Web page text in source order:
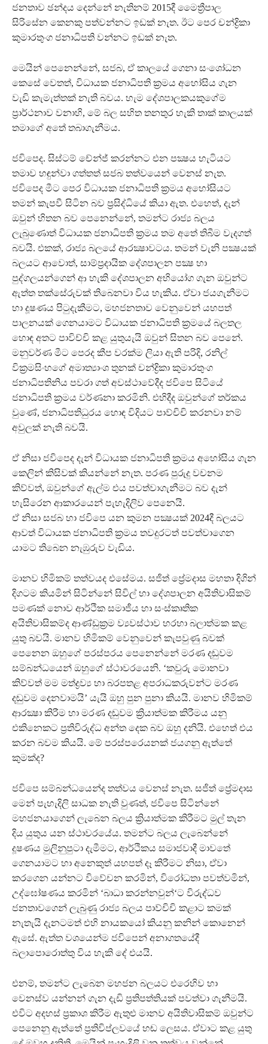
ජනතාව ඡන්දය දෙන්නේ නැතිනම් 2015දී මෛත්‍රීපාල
සිරිසේන කෙනකු පත්වන්නට ඉඩක් නැත. ඊට පෙර චන්ද්‍රිකා
කුමාරතුංග ජනාධිපති වන්නට ඉඩක් නැත.
මෙයින් පෙනෙන්නේ, සජබ, ඒ කාලයේ ගෙනා සංශෝධන
කෙසේ වෙතත්, විධායක ජනාධිපති ක්‍රමය අහෝසිය ගැන
වැඩි කැමැත්තක් නැති බවය. හැම දේශපාලකයකුගේම
ප්‍රාර්ථනාව වනාහි, මේ බල සහිත තනතුර හැකි තාක් කාලයක්
තමාගේ අතේ තබාගැනීමය.
ජවිපෙද. සිස්ටම් චේන්ජ් කරන්නට එන පක්‍ෂය හැටියට
තමාව හඳුන්වා ගත්තත් සජබ තත්වයෙන් වෙනස් නැත.
ජවිපෙද මීට පෙර විධායක ජනාධිපති ක්‍රමය අහෝසියට
තමන් කැපවී සිටින බව ප්‍රසිද්ධියේ කියා ඇත. එහෙත්, දැන්
ඔවුන් හිතන බව පෙනෙන්නේ, තමන්ට රාජ්‍ය බලය
ලැබුණොත් විධායක ජනාධිපති ක්‍රමය තම අතේ තිබීම වැදගත්
බවයි. එකක්, රාජ්‍ය බලයේ ආරක්‍ෂාවටය. තමන් වැනි පක්‍ෂයක්
බලයට ආවොත්, සාම්ප්‍රදායික දේශපාලන පක්‍ෂ හා
පුද්ගලයන්ගෙන් ආ හැකි දේශපාලන අභියෝග ගැන ඔවුන්ට
ඇත්ත තක්සේරුවක් තිබෙනවා විය හැකිය. ඒවා ජයගැනීමට
හා දූෂණය පිටුදැකීමට, මහජනතාව වෙනුවෙන් යහපත්
පාලනයක් ගෙනයාමට විධායක ජනාධිපති ක්‍රමයේ බලතල
හොඳ අතට පාවිච්චි කළ යුතුයැයි ඔවුන් සිතන බව පෙනේ.
මනුවර්ණ මීට පෙරද කීප වරක්ම ලියා ඇති පරිදි, රනිල්
වික්‍රමසිංහගේ අමාත්‍යාංශ තුනක් චන්ද්‍රිකා කුමාරතුංග
ජනාධිපතිනිය පවරා ගත් අවස්ථාවේදීද ජවිපෙ සිටියේ
ජනාධිපති ක්‍රමය වර්ණනා කරමිනි. එහිදීද ඔවුන්ගේ තර්කය
වුණේ, ජනාධිපතිධුරය හොඳ විදියට පාව්චිචි කරනවා නම්
අවුලක් නැති බවයි.
ඒ නිසා ජවිපෙද දැන් විධායක ජනාධිපති ක්‍රමය අහෝසිය ගැන
කෙලින් කිසිවක් කියන්නේ නැත. පරණ පුරුදු වචනම
කිව්වත්, ඔවුන්ගේ ඇල්ම එය පවත්වාගැනීමට බව දැන්
හැසිරෙන ආකාරයෙන් පැහැදිලිව පෙනෙයි.
ඒ නිසා සජබ හා ජවිපෙ යන කුමන පක්‍ෂයක් 2024දී බලයට
ආවත් විධායක ජනාධිපති ක්‍රමය තවදුරටත් පවත්වාගෙන
යාමට තිබෙන නැඹුරුව වැඩිය.
මානව හිමිකම් තත්වයද එසේමය. සජිත් ප්‍රේමදාස මහතා දිගින්
දිගටම කියමින් සිටින්නේ සිවිල් හා දේශපාලන අයිතිවාසිකම්
පමණක් නොව ආර්ථික සමාජීය හා සංස්කෘතික
අයිතිවාසිකම්ද ආණ්ඩුක්‍රම ව්‍යවස්ථාව හරහා බලාත්මක කළ
යුතු බවයි. මානව හිමිකම් වෙනුවෙන් කැපවුණු බවක්
පෙනෙන ඔහුගේ පරස්පරය පෙනෙන්නේ මරණ දඬුවම
සම්බන්ධයෙන් ඔහුගේ ස්ථාවරයෙනි. ‘කවුරු මොනවා
කිව්වත් මම මත්ද්‍රව්‍ය හා බරපතළ අපරාධකරුවන්ට මරණ
දඬුවම දෙනවාමයි’ යැයි ඔහු පුන පුනා කියයි. මානව හිමිකම්
ආරක්‍ෂා කිරීම හා මරණ දඬුවම ක්‍රියාත්මක කිරීමය යනු
එකිනෙකට ප්‍රතිවිරුද්ධ අන්ත දෙක බව ඔහු දනියි. එහෙත් එය
කරන බවම කියයි. මේ පරස්පරෙයනක් ජයගනු ඇත්තේ
කුමක්ද?
ජවිපෙ සම්බන්ධයෙන්ද තත්වය වෙනස් නැත. සජිත් ප්‍රේමදාස
මෙන් පැහැදිලි සාධක නැති වුණත්, ජවිපෙ සිටින්නේ
මහජනයාගෙන් ලැබෙන බලය ක්‍රියාත්මක කිරීමට මුල් තැන
දිය යුතුය යන ස්ථාවරයේය. තමන්ට බලය ලැබෙන්නේ
දූෂණය මුලිනුපුටා දැමීමට, ආර්ථිකය සමාජවාදී මාවතේ
ගෙනයාමට හා අනෙකුත් යහපත් දෑ කිරීමට නිසා, ඒවා
කරගෙන යන්නට විවේචන කරමින්, විරෝධතා පවත්වමින්,
උද්ඝෝෂණය කරමින් ‘බාධා කරන්නවුන්‘ට විරුද්ධව
ජනතාවගෙන් ලැබුණු රාජ්‍ය බලය පාව්චිචි කළාට කමක්
නැතැයි දැනටමත් එහි නායකයෝ කියනු කනින් කොනෙන්
ඇසේ. ඇත්ත වශයෙන්ම ජවිපෙන් අනාගතයේදී
බලාපොරොත්තු විය හැකි දේ එයයි.
එනම්, තමන්ට ලැබෙන මහජන බලයට එරෙහිව හා
වෙනස්ව යන්නන් ගැන දැඩි ප්‍රතිපත්තියක් පවත්වා ගැනීමයි.
එවිට අදහස් ප්‍රකාශ කිරීම ඇතුළු මානව අයිතිවාසිකම් ඔවුන්ට
පෙනෙනු ඇත්තේ ප්‍රතිවිප්ලවයේ හඬ ලෙසය. ඒවාට කළ යුතු